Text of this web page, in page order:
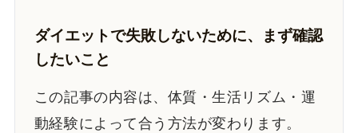
ダイエットで失敗しないために、まず確認
したいこと
この記事の内容は、体質・生活リズム・運
動経験によって合う方法が変わります。